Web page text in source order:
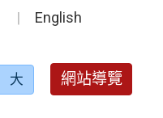
English
大 網站導覽